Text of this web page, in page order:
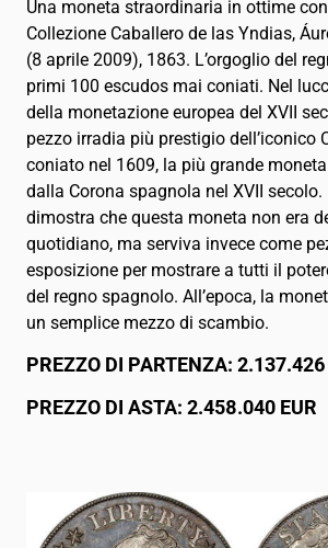
Una moneta straordinaria in ottime
Collezione Caballero de las Yndias,
(8 aprile 2009), 1863. L’orgoglio del
primi 100 escudos mai coniati. Nel
della monetazione europea del XVII
pezzo irradia più prestigio dell’iconico
coniato nel 1609, la più grande moneta
dalla Corona spagnola nel XVII secolo.
dimostra che questa moneta non era
quotidiano, ma serviva invece come
esposizione per mostrare a tutti il
del regno spagnolo. All’epoca, la
un semplice mezzo di scambio.
PREZZO DI PARTENZA: 2.137.426
PREZZO DI ASTA: 2.458.040 EUR